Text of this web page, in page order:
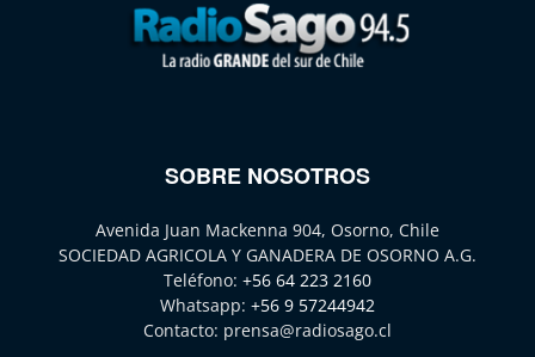
SOBRE NOSOTROS
Avenida Juan Mackenna 904, Osorno, Chile
SOCIEDAD AGRICOLA Y GANADERA DE OSORNO A.G.
Teléfono: +56 64 223 2160
Whatsapp: +56 9 57244942
Contacto: prensa@radiosago.cl